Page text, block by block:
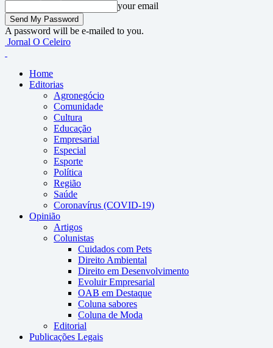
your email
A password will be e-mailed to you.
Jornal O Celeiro
Home
Editorias
Agronegócio
Comunidade
Cultura
Educação
Empresarial
Especial
Esporte
Política
Região
Saúde
Coronavírus (COVID-19)
Opinião
Artigos
Colunistas
Cuidados com Pets
Direito Ambiental
Direito em Desenvolvimento
Evoluir Empresarial
OAB em Destaque
Coluna sabores
Coluna de Moda
Editorial
Publicações Legais